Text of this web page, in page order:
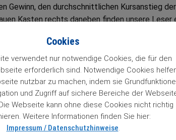
Gewinn, den durchschnittlichen Kursanstieg der
Kasten rechts daneben finden unsere Leser
Mit einem Klick auf den Titel gelangt man
zu unseren „84 Lieblingen“, die
von uns erhalten haben. Das muss
unverbindlich testenmit Sofortfreischaltung
Cookies
verwendet nur notwendige Cookies, die für den
erforderlich sind. Notwendige Cookies
nutzbar zu machen, indem sie
und Zugriff auf sichere Bereiche der
Webseite kann ohne diese Cookies nicht richtig
Weitere Informationen finden Sie hier:
Impressum / Datenschutzhinweise.